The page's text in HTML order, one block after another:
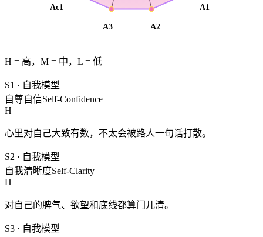
A1
A2
A3
Ac1
H = 高，M = 中，L = 低
S1 · 自我模型
自尊自信Self-Confidence
H
心里对自己大致有数，不太会被路人一句话打散。
S2 · 自我模型
自我清晰度Self-Clarity
H
对自己的脾气、欲望和底线都算门儿清。
S3 · 自我模型